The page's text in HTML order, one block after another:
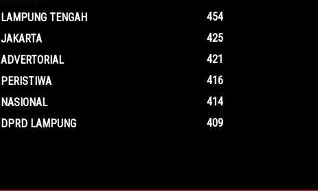
LAMPUNG TENGAH
454
JAKARTA
425
ADVERTORIAL
421
PERISTIWA
416
NASIONAL
414
DPRD LAMPUNG
409